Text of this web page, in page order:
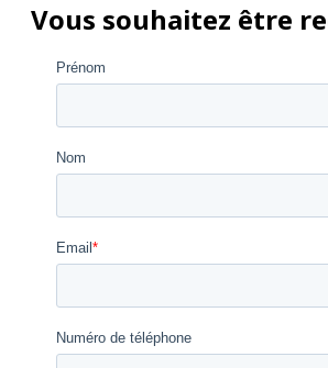
Vous souhaitez être